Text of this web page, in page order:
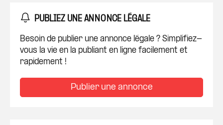
PUBLIEZ UNE ANNONCE LÉGALE
Besoin de publier une annonce légale ? Simplifiez-
vous la vie en la publiant en ligne facilement et
rapidement !
Publier une annonce